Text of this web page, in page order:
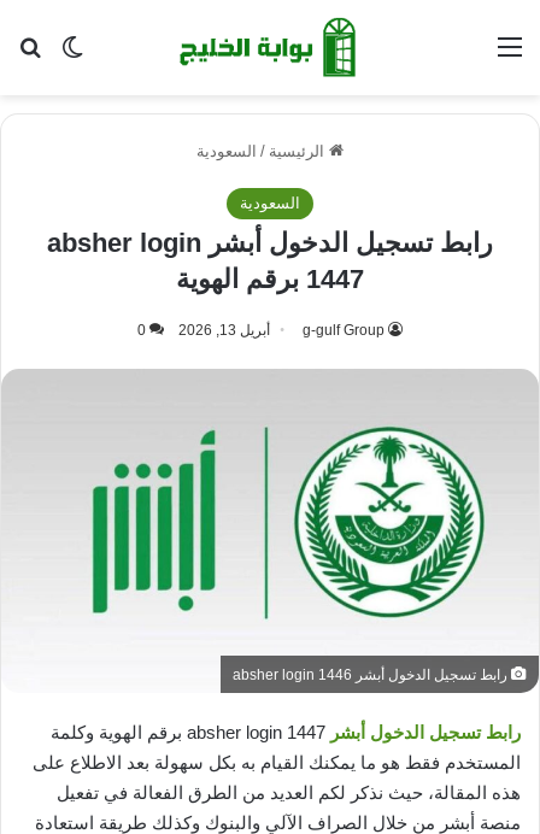
الوضع القائمة
الرئيسية / السعودية
السعودية
رابط تسجيل الدخول أبشر absher login
1447 برقم الهوية
g-gulf Group أبريل 13, 2026 0
رابط تسجيل الدخول أبشر absher login 1446
رابط تسجيل الدخول أبشر
absher login 1447 برقم الهوية وكلمة
المستخدم فقط هو ما يمكنك القيام به بكل سهولة بعد الاطلاع على
هذه المقالة، حيث نذكر لكم العديد من الطرق الفعالة في تفعيل
منصة أبشر من خلال الصراف الآلي والبنوك وكذلك طريقة استعادة